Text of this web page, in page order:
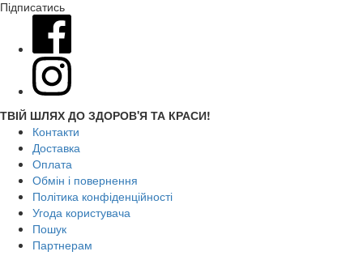
Підписатись
ТВІЙ ШЛЯХ ДО ЗДОРОВ'Я ТА КРАСИ!
Контакти
Доставка
Оплата
Обмін і повернення
Політика конфіденційності
Угода користувача
Пошук
Партнерам